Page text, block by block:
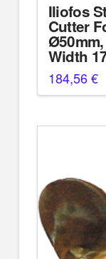
Iliofos
Cutter
Width
184,56€